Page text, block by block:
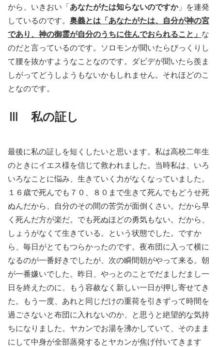
から、いきおい「 あなたがたは知らないのですか」を連発
しているのです。 奥義とは「あなたがたは、自分が神の宮
であり、神の御霊が自分のうちに住んでおられること」 な
のだと言っているのです。ソロモンが聞いたらびっくりし
て腰を抜かすようなことなのです。ダビデが聞いたら羨ま
しがってどうしようもないかもしれません。それほどのこ
となのです。
Ⅲ 私の証し
最後に私の証しを短くしたいと思います。私は高校二年生
のときにイエス様を信じて救われました。当時私は、いろ
いろなことに悩み、生きていく力がなくなっていました。
１６歳で死んでも７０、８０まで生きて死んでもどうせ死
ぬんだから、自分のその間の苦労が面倒くさい。だから早
く死んだ方が楽だ。でも死ぬほどの勇気もない。だから、
しょうがなくて生きている。という状態でした。ですか
ら、毎日がとてもつらかったのです。夜布団に入って横に
なるのが一番好きでしたが、次の瞬間朝がやって来る。朝
が一番嫌いでした。昨日、やっとのことでだましだまし一
日を終えたのに、もう容赦なく新しい一日が押し寄せてき
た。もう一度、あれと同じだけの重荷を引きずって時間を
過ごさないと布団に入れないのか、と思うと絶望的な気持
ちになりました。ヤカンでお湯を沸かしていて、そのまま
にして中身が全部蒸発するとヤカンが焦げ付いてきます